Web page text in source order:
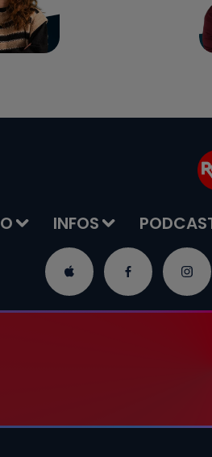
INFOS